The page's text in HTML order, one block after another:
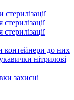
стерилізації
контейнери до них
нітрилові
захисні